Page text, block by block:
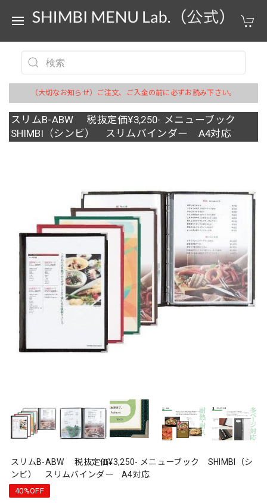
（大切なお知らせ）ご注文、ご入金の前に必ずお読み下さい。
スリムB-ABW 税抜定価¥3,250- メニューブック
SHIMBI（シンビ） スリムバインダー A4対応
スリムB-ABW 税抜定価¥3,250- メニューブック SHIMBI（シ
ンビ） スリムバインダー A4対応
40%OFF